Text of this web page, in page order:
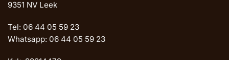
9351 NV Leek
Tel: 06 44 05 59 23
Whatsapp: 06 44 05 59 23